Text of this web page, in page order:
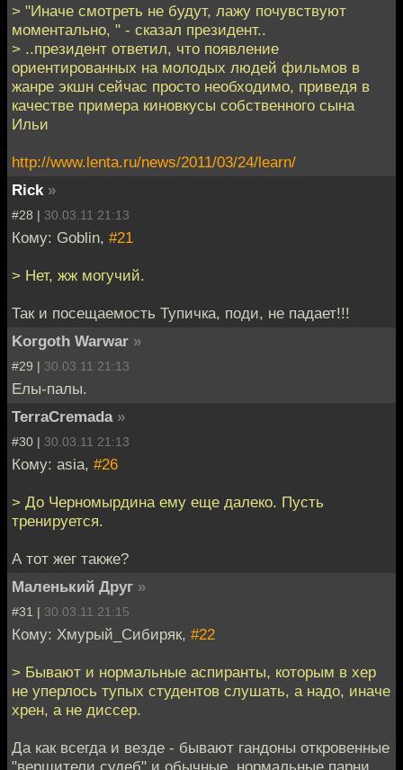
> "Иначе смотреть не будут, лажу почувствуют
моментально, " - сказал президент..
> ..президент ответил, что появление
ориентированных на молодых людей фильмов в
жанре экшн сейчас просто необходимо, приведя в
качестве примера киновкусы собственного сына
Ильи
http://www.lenta.ru/news/2011/03/24/learn/
Riсk »
#28 | 30.03.11 21:13
Кому: Goblin, #21
> Нет, жж могучий.
Так и посещаемость Тупичка, поди, не падает!!!
Korgoth Warwar »
#29 | 30.03.11 21:13
Елы-палы.
TerraCremada »
#30 | 30.03.11 21:13
Кому: asia, #26
> До Черномырдина ему еще далеко. Пусть
тренируется.
А тот жег также?
Маленький Друг »
#31 | 30.03.11 21:15
Кому: Хмурый_Сибиряк, #22
> Бывают и нормальные аспиранты, которым в хер
не уперлось тупых студентов слушать, а надо, иначе
хрен, а не диссер.
Да как всегда и везде - бывают гандоны откровенные